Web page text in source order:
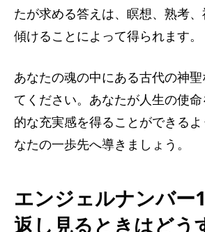
たが求める答えは、瞑想、熟考
傾けることによって得られます。
あなたの魂の中にある古代の神
てください。あなたが人生の使
的な充実感を得ることができる
なたの一歩先へ導きましょう。
エンジェルナンバー
返し見るときはどう